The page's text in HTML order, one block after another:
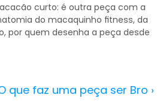
curto: é outra peça com a
do macaquinho fitness, da
por quem desenha a peça desde
que faz uma peça ser Bro ›